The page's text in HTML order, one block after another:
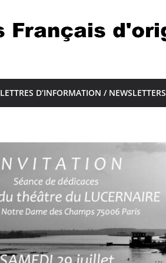
LETTRES D’INFORMATION / NEWSLETTERS